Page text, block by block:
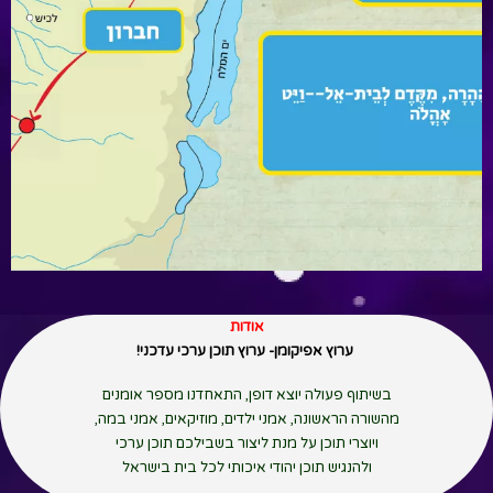
אודות
ערוץ אפיקומן- ערוץ תוכן ערכי עדכני!
בשיתוף פעולה יוצא דופן, התאחדנו מספר אומנים
מהשורה הראשונה, אמני ילדים, מוזיקאים, אמני במה,
ויוצרי תוכן על מנת ליצור בשבילכם תוכן ערכי
ולהנגיש תוכן יהודי איכותי לכל בית בישראל